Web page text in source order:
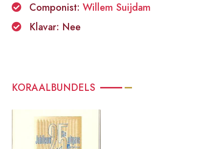
Componist: Willem Suijdam
Klavar: Nee
KORAALBUNDELS